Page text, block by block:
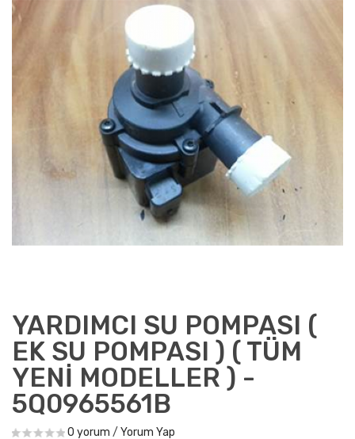
YARDIMCI SU POMPASI (
EK SU POMPASI ) ( TÜM
YENİ MODELLER ) -
5Q0965561B
0 yorum / Yorum Yap